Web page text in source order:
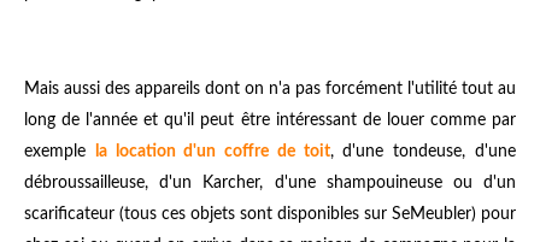
Mais aussi des appareils dont on n'a pas forcément l'utilité tout au
long de l'année et qu'il peut être intéressant de louer comme par
exemple
la location d'un coffre de toit, d'une tondeuse, d'une
débroussailleuse, d'un Karcher, d'une shampouineuse ou d'un
scarificateur (tous ces objets sont disponibles sur SeMeubler) pour